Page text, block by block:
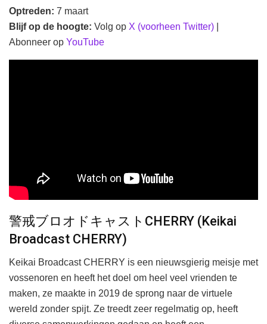
Optreden: 7 maart
Blijf op de hoogte: Volg op X (voorheen Twitter)
Abonneer op YouTube
警戒ブロオドキャストCHERRY (Keikai
Broadcast CHERRY)
Keikai Broadcast CHERRY is een nieuwsgierig meisje met
vossenoren en heeft het doel om heel veel vrienden te
maken, ze maakte in 2019 de sprong naar de virtuele
wereld zonder spijt. Ze treedt zeer regelmatig op, heeft